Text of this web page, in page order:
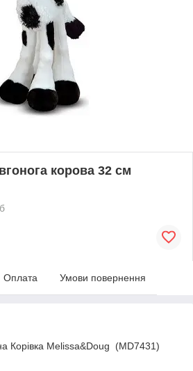
корова 32 см
Оплата Умови повернення
Корівка Melissa&Doug (MD7431)